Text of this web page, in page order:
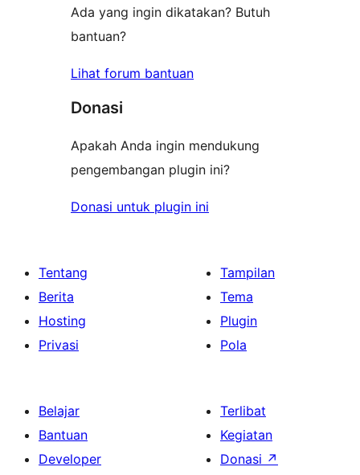
Ada yang ingin dikatakan? Butuh
bantuan?
Lihat forum bantuan
Donasi
Apakah Anda ingin mendukung
pengembangan plugin ini?
Donasi untuk plugin ini
Tentang
Berita
Hosting
Privasi
Tampilan
Tema
Plugin
Pola
Belajar
Bantuan
Developer
Terlibat
Kegiatan
Donasi ↗